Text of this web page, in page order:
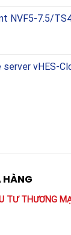
NVF5-7.5/
server vHES-
HÀNG
TƯ THƯƠNG